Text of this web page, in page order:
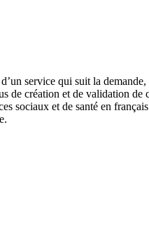
service qui suit la
de création et de validation de
sociaux et de santé en